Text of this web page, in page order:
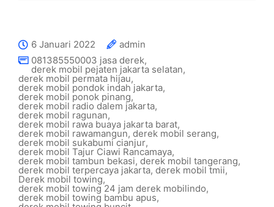
6 Januari 2022
admin
081385550003 jasa derek,
derek mobil pejaten jakarta selatan,
derek mobil permata hijau,
derek mobil pondok indah jakarta,
derek mobil ponok pinang,
derek mobil radio dalem jakarta,
derek mobil ragunan,
derek mobil rawa buaya jakarta barat,
derek mobil rawamangun, derek mobil serang,
derek mobil sukabumi cianjur,
derek mobil Tajur Ciawi Rancamaya,
derek mobil tambun bekasi, derek mobil tangerang,
derek mobil terpercaya jakarta, derek mobil tmii,
Derek mobil towing,
derek mobil towing 24 jam derek mobilindo,
derek mobil towing bambu apus,